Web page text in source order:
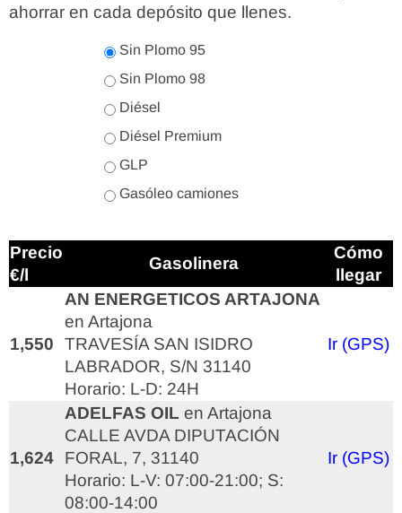
ahorrar en cada depósito que llenes.
Sin Plomo 95
Sin Plomo 98
Diésel
Diésel Premium
GLP
Gasóleo camiones
Precio
€/l
Gasolinera
Cómo
llegar
1,550
AN ENERGETICOS ARTAJONA
en Artajona
TRAVESÍA SAN ISIDRO
LABRADOR, S/N 31140
Horario: L-D: 24H
Ir (GPS)
1,624
ADELFAS OIL en Artajona
CALLE AVDA DIPUTACIÓN
FORAL, 7, 31140
Horario: L-V: 07:00-21:00; S:
08:00-14:00
Ir (GPS)